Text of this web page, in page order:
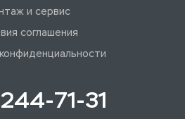
и сервис
соглашения
244-71-31